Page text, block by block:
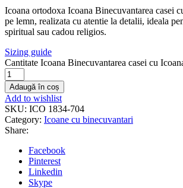
Icoana ortodoxa Icoana Binecuvantarea casei
pe lemn, realizata cu atentie la detalii, ideala
spiritual sau cadou religios.
Sizing guide
Cantitate Icoana Binecuvantarea casei cu
Adaugă în coș
Add to wishlist
SKU: ICO 1834-704
Category: Icoane cu binecuvantari
Share:
Facebook
Pinterest
Linkedin
Skype